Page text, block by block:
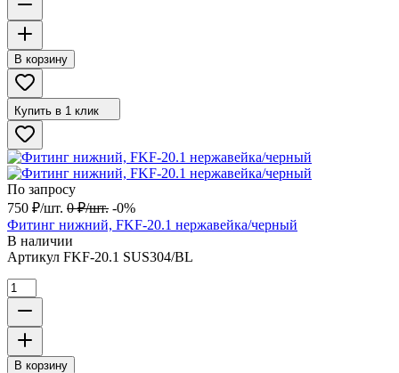
В корзину
Купить в 1 клик
По запросу
750 ₽/шт. 0 ₽/шт. -0%
Фитинг нижний, FKF-20.1 нержавейка/черный
В наличии
Артикул FKF-20.1 SUS304/BL
В корзину